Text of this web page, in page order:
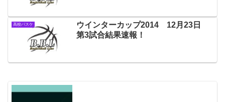
高校バスケ
ウインターカップ2014 12月23日
第3試合結果速報！